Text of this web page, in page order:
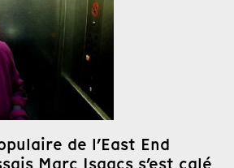
de l’East End